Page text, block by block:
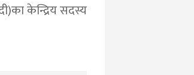
केन्द्रिय सदस्य